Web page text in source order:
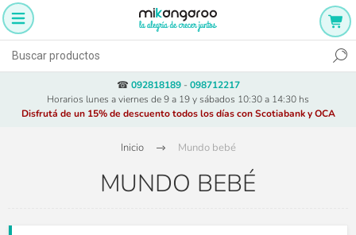
☎ 092818189- 098712217
Horarios lunes a viernes de 9 a 19 y sábados 10:30 a 14:30 hs
Disfrutá de un 15% de descuento todos los días con Scotiabank y OCA
Inicio Mundo bebé
MUNDO BEBÉ